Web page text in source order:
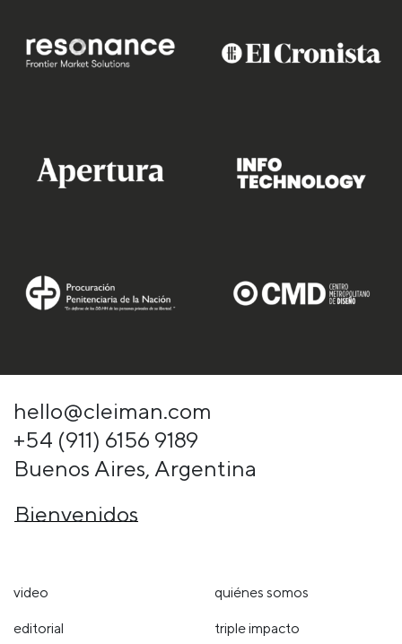
hello@cleiman.com
+54 (911) 6156 9189
Buenos Aires, Argentina
Bienvenidos
video
editorial
quiénes somos
triple impacto